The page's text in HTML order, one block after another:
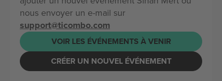
nous envoyer un e-mail sur
support@ticombo.com
VOIR LES ÉVÉNEMENTS À VENIR
CRÉER UN NOUVEL ÉVÉNEMENT